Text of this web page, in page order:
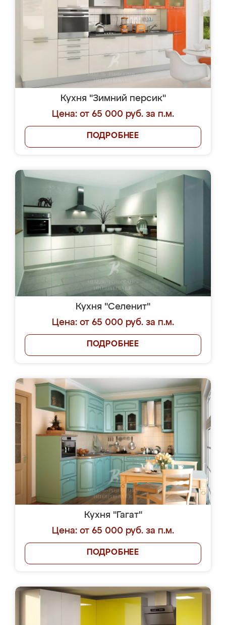
Кухня "Зимний персик"
Цена: от 65 000 руб. за п.м.
ПОДРОБНЕЕ
Кухня "Селенит"
Цена: от 65 000 руб. за п.м.
ПОДРОБНЕЕ
Кухня "Гагат"
Цена: от 65 000 руб. за п.м.
ПОДРОБНЕЕ